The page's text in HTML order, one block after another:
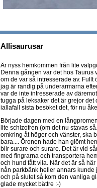
Allisaurusar
Är nyss hemkommen från lite
Denna gången var det hos Taurus
om de var så intresserade av. Fullt
jag är randig på underarmarna
var de inte intresserade av
tugga på leksaker det är grejor det
iallafall sista besöket det, för nu
Började dagen med en
lite schizofren (om det nu stavas
omkring åt höger och vänster, ska
bara.... Öronen hade han glömt
blir surare och surare. Det är vid
med fingrarna och transportera
och hund fått vila. När det är så
nån parkbänk heller annars kunde
och på slutet så kom den vanliga
glade mycket bättre :-)